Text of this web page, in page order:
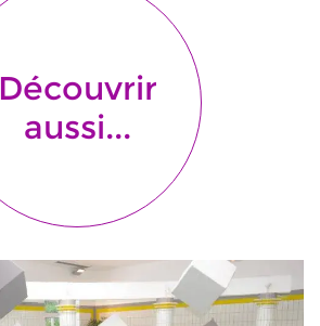
Découvrir
aussi...